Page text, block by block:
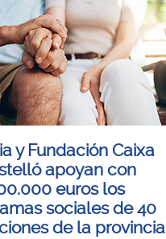
y Fundación Caixa
apoyan con
euros los
sociales de 40
de la provincia